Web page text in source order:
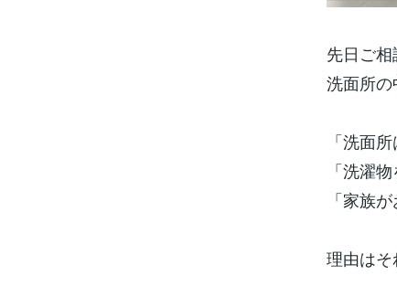
先日ご相
洗面所の
「洗面
「洗濯
「家族
理由はそ